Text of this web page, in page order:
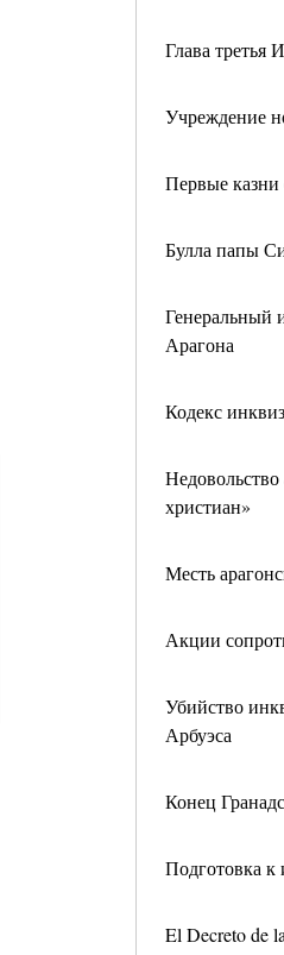
Глава третья
Учреждение
Первые казни
Булла папы
Генеральный
Арагона
Кодекс
христиан»
Месть
Акции
Убийство
Арбуэса
Конец
Подготовка к
El Decreto de